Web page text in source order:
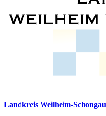
Landkreis Weilheim-Schongau